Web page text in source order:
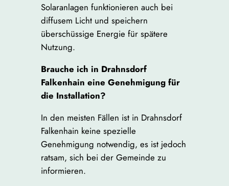
Solaranlagen funktionieren auch bei
diffusem Licht und speichern
überschüssige Energie für spätere
Nutzung.
Brauche ich in Drahnsdorf
Falkenhain eine Genehmigung für
die Installation?
In den meisten Fällen ist in Drahnsdorf
Falkenhain keine spezielle
Genehmigung notwendig, es ist jedoch
ratsam, sich bei der Gemeinde zu
informieren.